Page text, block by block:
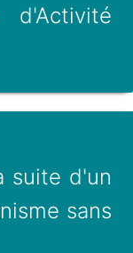
suite d'un
sans